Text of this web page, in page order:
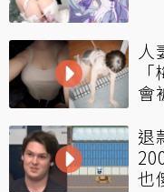
人
會
退
也